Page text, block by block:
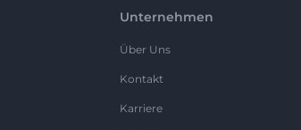
Unternehmen
Über Uns
Kontakt
Karriere